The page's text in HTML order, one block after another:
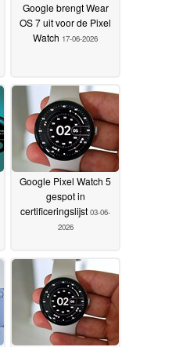
Google brengt Wear
OS 7 uit voor de Pixel
Watch 17-06-2026
Google Pixel Watch 5
gespot in
certificeringslijst 03-06-
2026